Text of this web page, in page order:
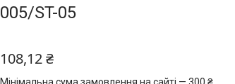
005/ST-05
108,12 ₴